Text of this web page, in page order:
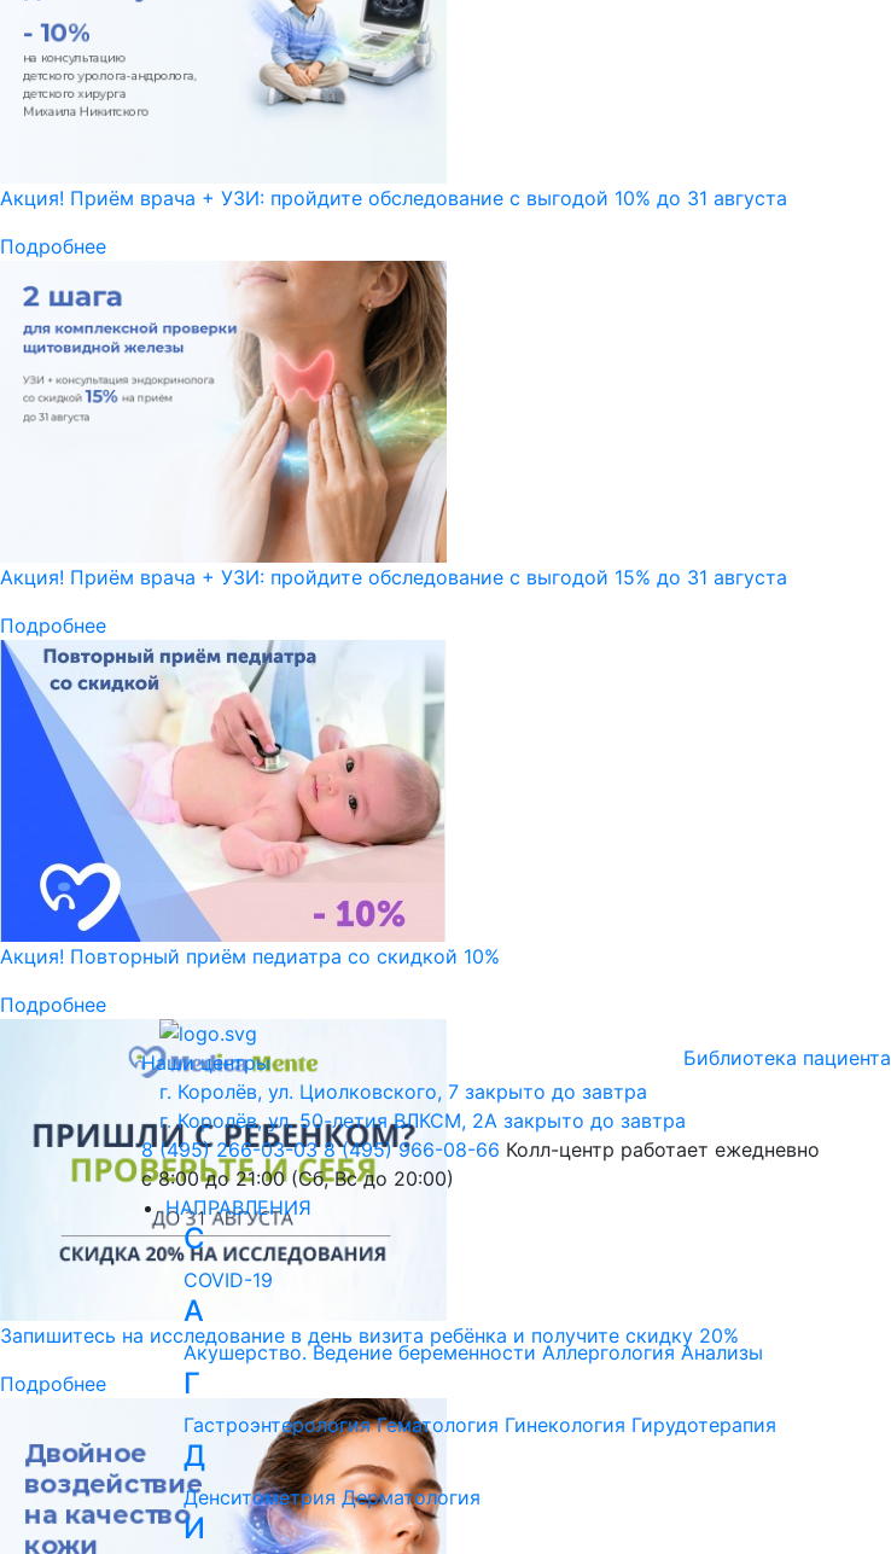
Акция! Приём врача + УЗИ: пройдите обследование с выгодой 10% до 31 августа
Подробнее
Акция! Приём врача + УЗИ: пройдите обследование с выгодой 15% до 31 августа
Подробнее
Акция! Повторный приём педиатра со скидкой 10%
Подробнее
Запишитесь на исследование в день визита ребёнка и получите скидку 20%
Подробнее
Библиотека пациента
Наши центры
г. Королёв, ул. Циолковского, 7 закрыто до завтра
г. Королёв, ул. 50-летия ВЛКСМ, 2А закрыто до завтра
8 (495) 266-03-03 8 (495) 966-08-66 Колл-центр работает ежедневно
с 8:00 до 21:00 (Сб, Вс до 20:00)
НАПРАВЛЕНИЯ
C
COVID-19
А
Акушерство. Ведение беременности Аллергология Анализы
Г
Гастроэнтерология Гематология Гинекология Гирудотерапия
Д
Денситометрия Дерматология
И